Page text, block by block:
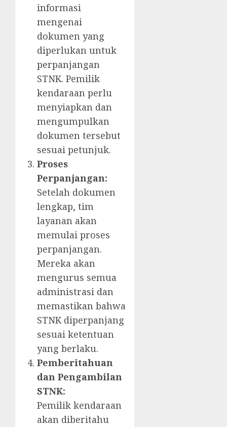
informasi
mengenai
dokumen yang
diperlukan untuk
perpanjangan
STNK. Pemilik
kendaraan perlu
menyiapkan dan
mengumpulkan
dokumen tersebut
sesuai petunjuk.
Proses
Perpanjangan:
Setelah dokumen
lengkap, tim
layanan akan
memulai proses
perpanjangan.
Mereka akan
mengurus semua
administrasi dan
memastikan bahwa
STNK diperpanjang
sesuai ketentuan
yang berlaku.
Pemberitahuan
dan Pengambilan
STNK:
Pemilik kendaraan
akan diberitahu